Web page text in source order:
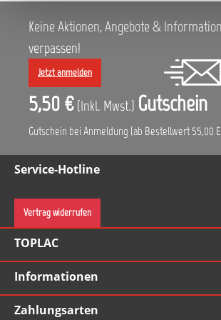
Keine Aktionen, Angebote &
verpassen!
Jetzt anmelden
5,50 € (Inkl. Mwst.) Gutschein
Gutschein bei Anmeldung (ab Bestellwert 55,00
Service-Hotline
Vertrag widerrufen
TOPLAC
Informationen
Zahlungsarten